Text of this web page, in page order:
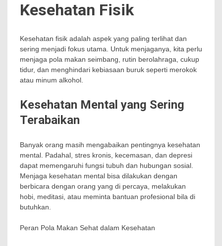
Kesehatan Fisik
Kesehatan fisik adalah aspek yang paling terlihat dan
sering menjadi fokus utama. Untuk menjaganya, kita perlu
menjaga pola makan seimbang, rutin berolahraga, cukup
tidur, dan menghindari kebiasaan buruk seperti merokok
atau minum alkohol.
Kesehatan Mental yang Sering
Terabaikan
Banyak orang masih mengabaikan pentingnya kesehatan
mental. Padahal, stres kronis, kecemasan, dan depresi
dapat memengaruhi fungsi tubuh dan hubungan sosial.
Menjaga kesehatan mental bisa dilakukan dengan
berbicara dengan orang yang di percaya, melakukan
hobi, meditasi, atau meminta bantuan profesional bila di
butuhkan.
Peran Pola Makan Sehat dalam Kesehatan